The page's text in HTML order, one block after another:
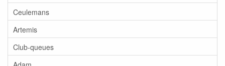
Ceulemans
Artemis
Club-queues